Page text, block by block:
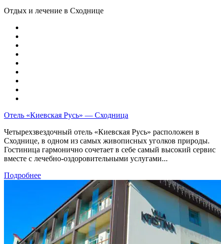
Отдых и лечение в Сходнице
Отель «Киевская Русь» — Сходница
Четырехзвездочный отель «Киевская Русь» расположен в
Сходнице, в одном из самых живописных уголков природы.
Гостиница гармонично сочетает в себе самый высокий сервис
вместе с лечебно-оздоровительными услугами...
Подробнее